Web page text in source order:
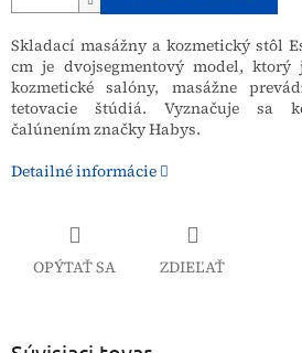
Skladací masážny a kozmetický stôl
cm je dvojsegmentový model,
kozmetické salóny, masážne
tetovacie štúdiá. Vyznačuje sa
čalúnením značky Habys.
Detailné informácie
OPÝTAŤ SA ZDIEĽAŤ